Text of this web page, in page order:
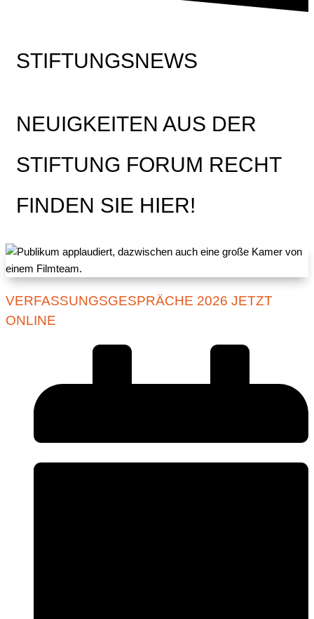
STIFTUNGSNEWS
NEUIGKEITEN AUS DER
STIFTUNG FORUM RECHT
FINDEN SIE HIER!
VERFASSUNGSGESPRÄCHE 2026 JETZT
ONLINE